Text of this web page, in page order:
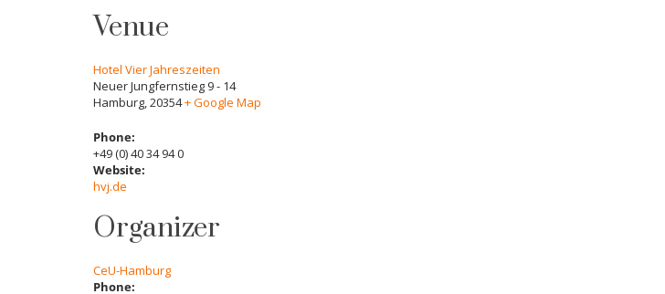
Venue
Hotel Vier Jahreszeiten
Neuer Jungfernstieg 9 - 14
Hamburg,20354+ Google Map
Phone:
+49 (0) 40 34 94 0
Website:
hvj.de
Organizer
CeU-Hamburg
Phone: